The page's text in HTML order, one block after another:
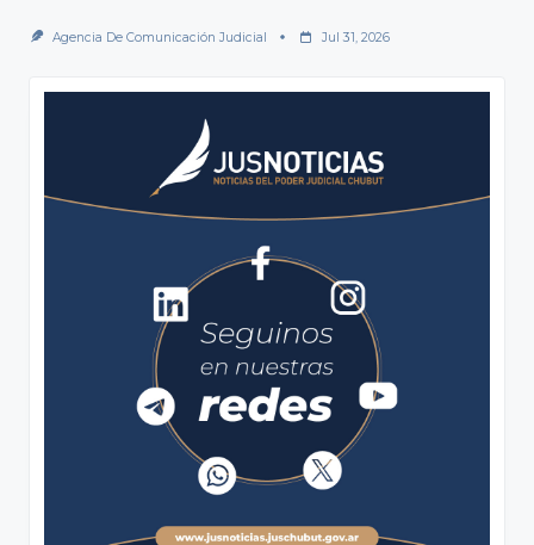
Agencia De Comunicación Judicial Jul 31, 2026